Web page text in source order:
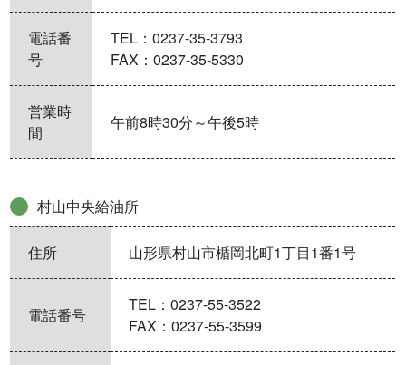
電話番
号
TEL：0237-35-3793
FAX：0237-35-5330
営業時
間
午前8時30分～午後5時
村山中央給油所
住所 山形県村山市楯岡北町1丁目1番1号
電話番号
TEL：0237-55-3522
FAX：0237-55-3599